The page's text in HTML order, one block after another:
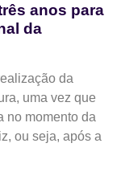
anos para
da
da
uma vez que
no momento da
ou seja, após a